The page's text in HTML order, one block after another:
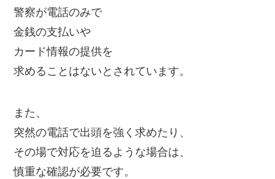
警察が電話のみで
金銭の支払いや
カード情報の提供を
求めることはないとされています。
また、
突然の電話で出頭を強く求めたり、
その場で対応を迫るような場合は、
慎重な確認が必要です。